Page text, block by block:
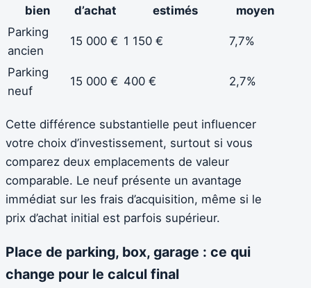
bien
d’achat
estimés
moyen
Parking
ancien
15 000 € 1 150 € 7,7%
Parking
neuf
15 000 € 400 € 2,7%
Cette différence substantielle peut influencer
votre choix d’investissement, surtout si vous
comparez deux emplacements de valeur
comparable. Le neuf présente un avantage
immédiat sur les frais d’acquisition, même si le
prix d’achat initial est parfois supérieur.
Place de parking, box, garage : ce qui
change pour le calcul final